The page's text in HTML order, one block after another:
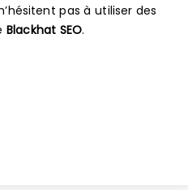
pas à utiliser des
Blackhat SEO.